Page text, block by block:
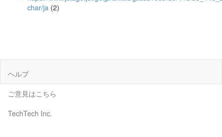
char/ja (2)
ヘルプ
ご意見はこちら
TechTech Inc.